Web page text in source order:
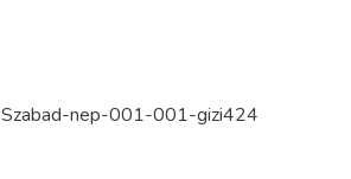
nep-001-001-gizi424